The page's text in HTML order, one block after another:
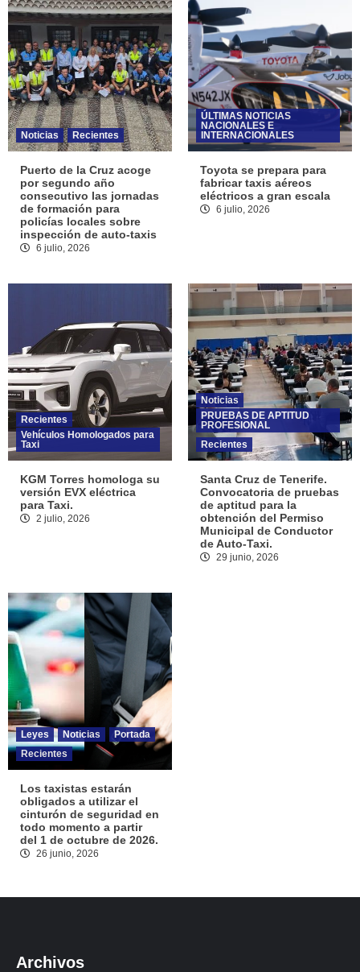
Noticias Recientes
Puerto de la Cruz acoge
por segundo año
consecutivo las jornadas
de formación para
policías locales sobre
inspección de auto-taxis
6 julio, 2026
ÚLTIMAS NOTICIAS
NACIONALES E
INTERNACIONALES
Toyota se prepara para
fabricar taxis aéreos
eléctricos a gran escala
6 julio, 2026
Recientes
Vehículos Homologados para
Taxi
KGM Torres homologa su
versión EVX eléctrica
para Taxi.
2 julio, 2026
Noticias
PRUEBAS DE APTITUD
PROFESIONAL
Recientes
Santa Cruz de Tenerife.
Convocatoria de pruebas
de aptitud para la
obtención del Permiso
Municipal de Conductor
de Auto-Taxi.
29 junio, 2026
Leyes Noticias
Portada
Recientes
Los taxistas estarán
obligados a utilizar el
cinturón de seguridad en
todo momento a partir
del 1 de octubre de 2026.
26 junio, 2026
Archivos